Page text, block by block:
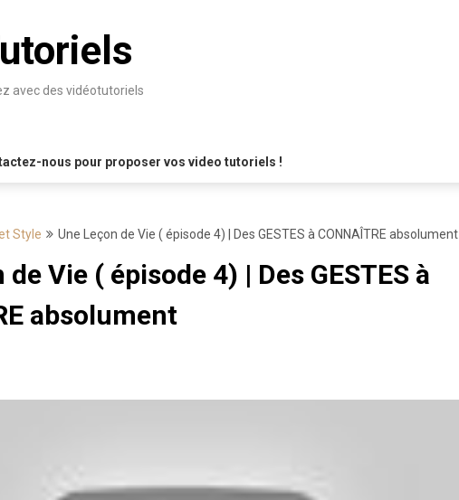
avec des vidéotutoriels
nous pour proposer vos video tutoriels !
Style Une Leçon de Vie ( épisode 4) | Des GESTES à CONNAÎTRE absolument
de Vie ( épisode 4) | Des GESTES à
absolument